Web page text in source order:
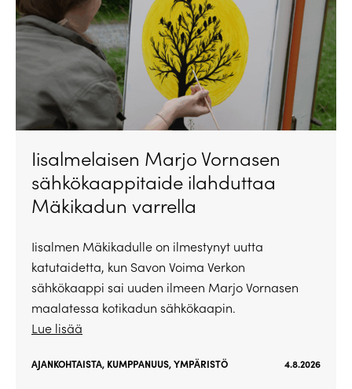
Iisalmelaisen Marjo Vornasen
sähkökaappitaide ilahduttaa
Mäkikadun varrella
Iisalmen Mäkikadulle on ilmestynyt uutta
katutaidetta, kun Savon Voima Verkon
sähkökaappi sai uuden ilmeen Marjo Vornasen
maalatessa kotikadun sähkökaapin.
Lue lisää
AJANKOHTAISTA, KUMPPANUUS,YMPÄRISTÖ 4.8.2026